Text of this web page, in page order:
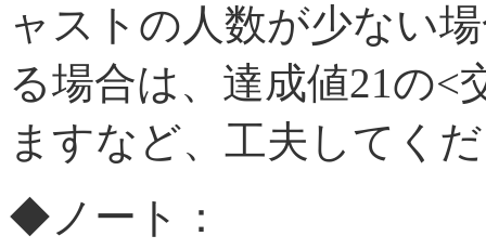
ャストの人数が少ない
る場合は、達成値21の<
ますなど、工夫してく
◆ノート：